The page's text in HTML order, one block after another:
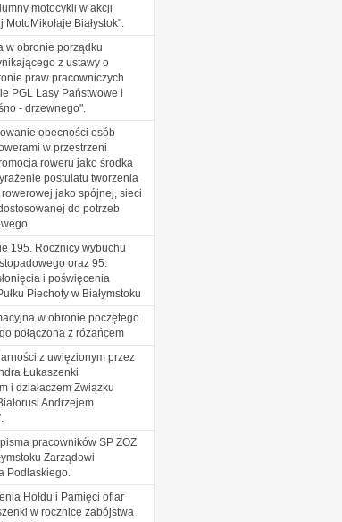
motocykli w akcji
Białystok".
w obronie porządku
z ustawy o
praw pracowniczych
PGL Lasy Państwowe i
- drzewnego".
obecności osób
w przestrzeni
roweru jako środka
postulatu tworzenia
jako spójnej, sieci
do potrzeb
195. Rocznicy wybuchu
oraz 95.
i poświęcenia
Piechoty w Białymstoku
w obronie poczętego
połączona z różańcem
z uwięzionym przez
Łukaszenki
i działaczem Związku
Andrzejem
pracowników SP ZOZ
Zarządowi
Podlaskiego.
Hołdu i Pamięci ofiar
w rocznicę zabójstwa